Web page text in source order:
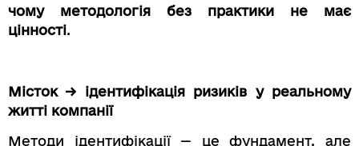
чому методологія без практики не має
цінності.
Місток → ідентифікація ризиків у реальному
житті компанії
Методи ідентифікації — це фундамент, але